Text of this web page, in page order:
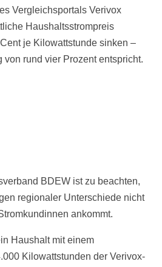
Vergleichsportals Verivox
Haushaltsstrompreis
je Kilowattstunde sinken –
rund vier Prozent entspricht.
BDEW ist zu beachten,
regionaler Unterschiede nicht
ankommt.
Haushalt mit einem
Kilowattstunden der Verivox-